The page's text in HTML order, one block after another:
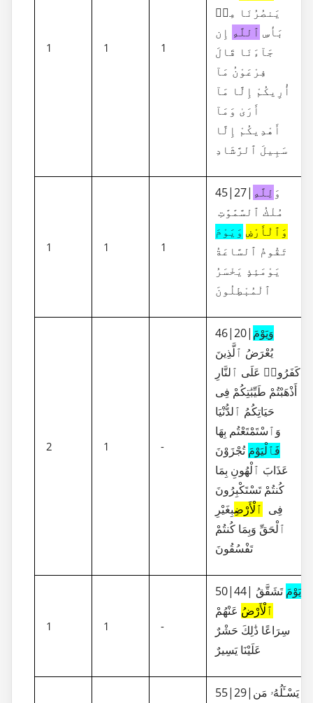
1 1 1
يَنصُرُنَا مِنۢ
بَأْسِ ٱللَّهِ إِن
جَآءَنَا قَالَ
فِرْعَوْنُ مَآ
أُرِيكُمْ إِلَّا مَآ
أَرَىٰ وَمَآ
أَهْدِيكُمْ إِلَّا
سَبِيلَ ٱلرَّشَادِ
1 1 1
45|27|وَ لِلَّهِ
مُلْكُ ٱلسَّمَٰوَٰتِ
وَٱلْأَرْضِ وَيَوْمَ
تَقُومُ ٱلسَّاعَةُ
يَوْمَئِذٍ يَخْسَرُ
ٱلْمُبْطِلُونَ
2 1 -
46|20| وَيَوْمَ
يُعْرَضُ ٱلَّذِينَ
كَفَرُوا۟ عَلَى ٱلنَّارِ
أَذْهَبْتُمْ طَيِّبَٰتِكُمْ فِى
حَيَاتِكُمُ ٱلدُّنْيَا
وَٱسْتَمْتَعْتُم بِهَا
فَٱلْيَوْمَتُجْزَوْنَ
عَذَابَ ٱلْهُونِ بِمَا
كُنتُمْ تَسْتَكْبِرُونَ
فِى ٱلْأَرْضِبِغَيْرِ
ٱلْحَقِّ وَبِمَا كُنتُمْ
تَفْسُقُونَ
1 1 -
50|44| يَوْمَتَشَقَّقُ
ٱلْأَرْضُ عَنْهُمْ
سِرَاعًا ذَٰلِكَ حَشْرٌ
عَلَيْنَا يَسِيرٌ
55|29|يَسْـَٔلُهُۥ مَن